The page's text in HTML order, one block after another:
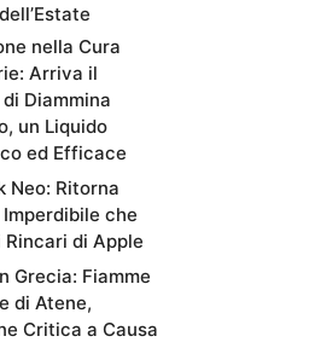
nella Cura
Arriva il
Diammina
un Liquido
ed Efficace
Neo: Ritorna
Imperdibile che
Rincari di Apple
Grecia: Fiamme
di Atene,
Critica a Causa